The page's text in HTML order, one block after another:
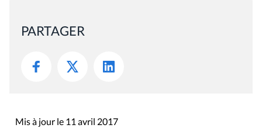
PARTAGER
Mis à jour le 11 avril 2017